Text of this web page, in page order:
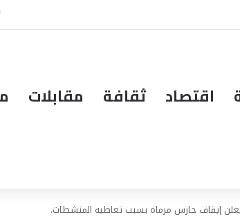
اقتصاد ثقافة مقابلات
إيقاف حارس مرماه بسبب تعاطيه المنشطات.